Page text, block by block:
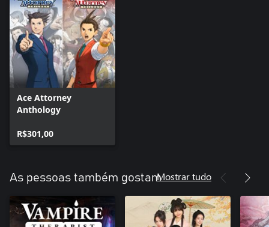
Ace Attorney
Anthology
R$301,00
As pessoas também gostamMostrar tudo